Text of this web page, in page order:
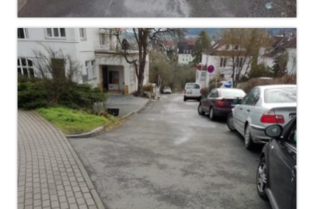
KatS-Zug
Dienstplan KatS-Zug
10 Jahre KatS-Zug
Musikzug
Infos
Termine
Chronik des Musikzug